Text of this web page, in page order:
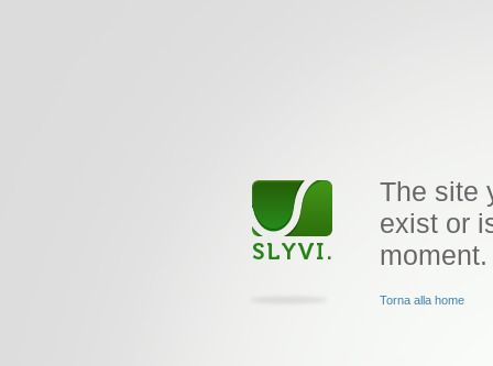
The site
exist or
moment.
Torna alla home